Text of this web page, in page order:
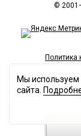
©
Политика
Мы
сайта.